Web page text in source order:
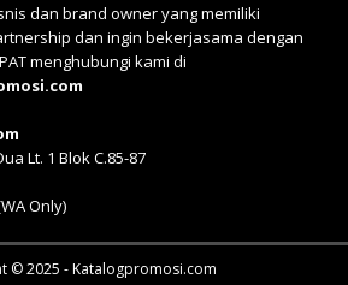
dan brand owner yang memiliki
dan ingin bekerjasama dengan
menghubungi kami di
Lt. 1 Blok C.85-87
Only)
© 2025 - Katalogpromosi.com